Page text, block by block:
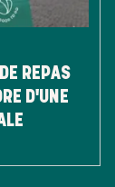
REPAS
D'UNE